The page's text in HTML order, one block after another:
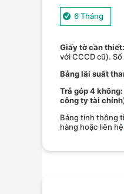
6 Tháng
Giấy tờ cần thiết:
với CCCD cũ).
Bảng lãi suất
Trả góp 4
công ty tài
Bảng tính thông
hàng hoặc liên hệ